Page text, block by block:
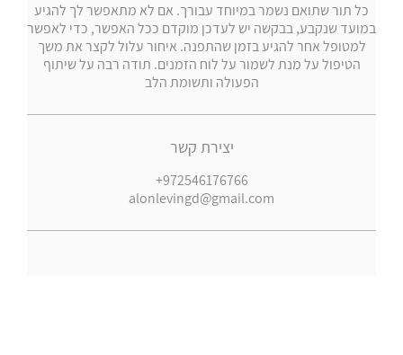
כל תור שתואם נשמר במיוחד עבורך. אם לא מתאפשר לך להגיע
במועד שנקבע, בבקשה יש לעדכן מוקדם ככל האפשר, כדי לאפשר
למטופל אחר להגיע בזמן שהתפנה. איחור עלול לקצר את משך
הטיפול על מנת לשמור על לוח הזמנים. תודה רבה על שיתוף
הפעולה ותשומת הלב
יצירת קשר
+972546176766
alonlevingd@gmail.com